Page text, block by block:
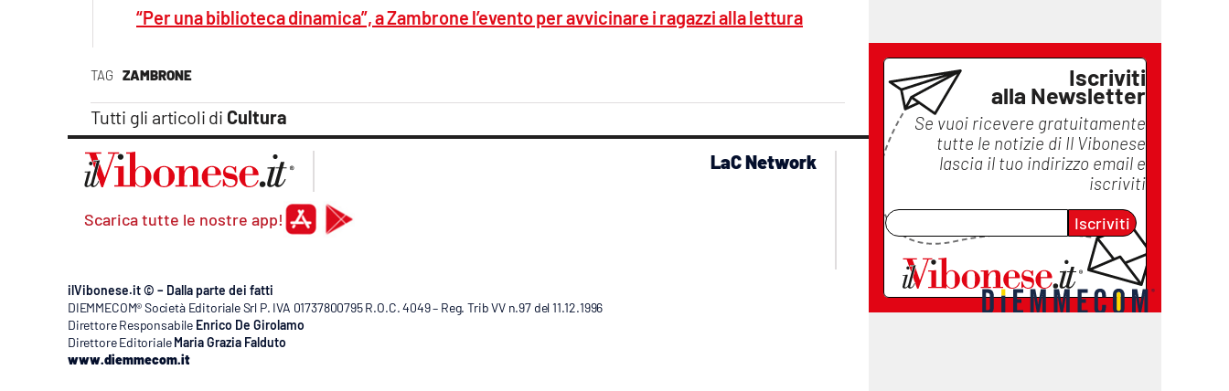
TAG ZAMBRONE
Tutti gli articoli di Cultura
“Per una biblioteca dinamica”, a Zambrone l’evento per avvicinare i ragazzi alla lettura
Iscriviti
alla Newsletter
Se vuoi ricevere gratuitamente
tutte le notizie di Il Vibonese
lascia il tuo indirizzo email e
iscriviti
Iscriviti
Scarica tutte le nostre app!
LaC Network
lacplay.it
lacitymag.it
lacapitalenews.it
cosenzachannel.it
catanzarochannel.it
ilVibonese.it © – Dalla parte dei fatti
DIEMMECOM® Società Editoriale Srl P. IVA 01737800795 R.O.C. 4049 – Reg. Trib VV n.97 del 11.12.1996
Direttore Responsabile Enrico De Girolamo
Direttore Editoriale Maria Grazia Falduto
www.diemmecom.it